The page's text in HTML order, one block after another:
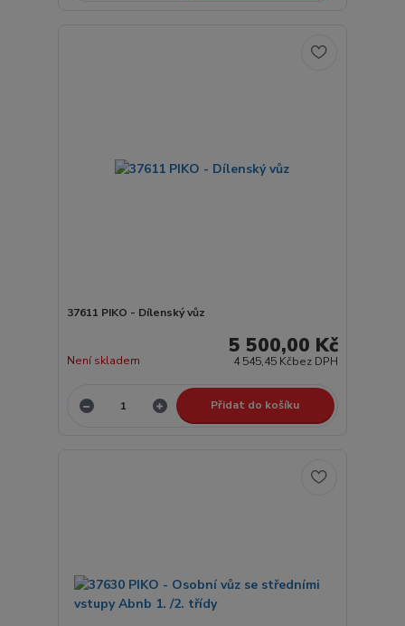
37611 PIKO - Dílenský vůz
5 500,00 Kč
4 545,45 Kčbez DPH
Není skladem
Přidat do košíku